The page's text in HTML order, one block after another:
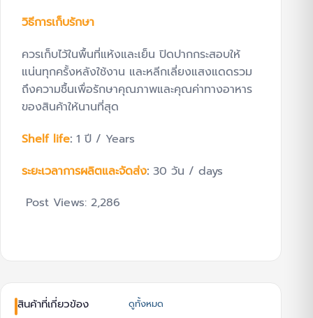
วิธีการเก็บรักษา
ควรเก็บไว้ในพื้นที่แห้งและเย็น ปิดปากกระสอบให้
แน่นทุกครั้งหลังใช้งาน และหลีกเลี่ยงแสงแดดรวม
ถึงความชื้นเพื่อรักษาคุณภาพและคุณค่าทางอาหาร
ของสินค้าให้นานที่สุด
Shelf life: 1 ปี / Years
ระยะเวลาการผลิตและจัดส่ง: 30 วัน / days
Post Views: 2,286
สินค้าที่เกี่ยวข้อง ดูทั้งหมด